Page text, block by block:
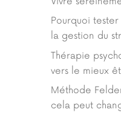
Pourquoi
la gestion du
Thérapie
vers le mieux
Méthode
cela peut